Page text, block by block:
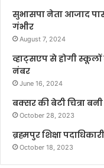
सुभासपा नेता आजाद
गंभीर
August 7, 2024
व्हाट्सएप से होगी स्कूलों
नंबर
June 16, 2024
बक्सर की बेटी चित्रा
October 28, 2023
ब्रह्मपुर शिक्षा
October 18, 2023